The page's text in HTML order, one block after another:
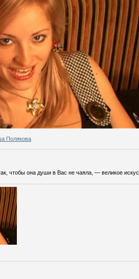
Полякова
чтобы она души в Вас не чаяла, — великое